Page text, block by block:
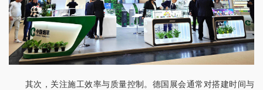
其次，关注施工效率与质量控制。德国展会通常对搭建时间与